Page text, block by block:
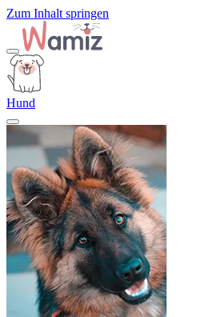
Zum Inhalt springen
Hund